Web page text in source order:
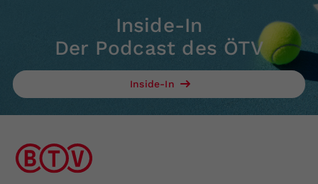
Inside-In
Der Podcast des ÖTV
Inside-In